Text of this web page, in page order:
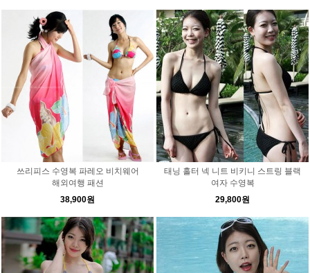
쓰리피스 수영복 파레오 비치웨어
해외여행 패션
38,900원
태닝 홀터 넥 니트 비키니 스트링 블랙
여자 수영복
29,800원